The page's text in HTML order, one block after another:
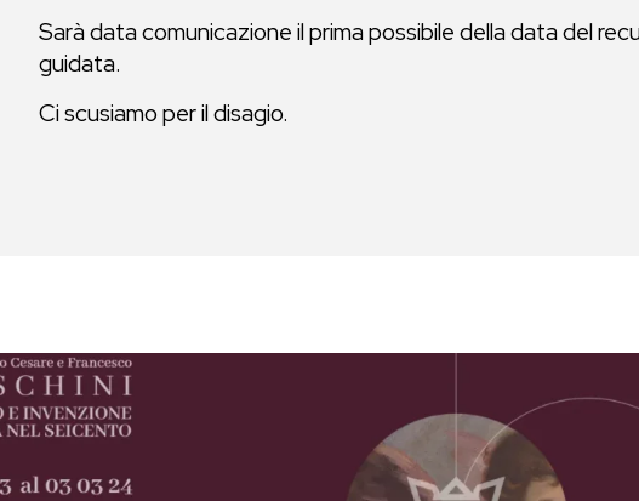
Sarà data comunicazione il prima possibile della data del
guidata.
Ci scusiamo per il disagio.